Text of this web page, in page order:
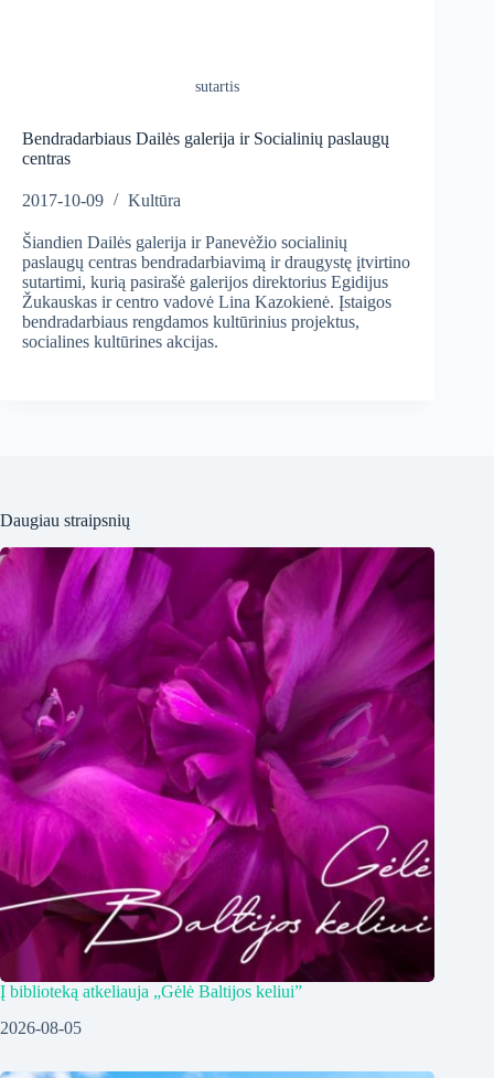
sutartis
Bendradarbiaus Dailės galerija ir Socialinių paslaugų
centras
2017-10-09 Kultūra
Šiandien Dailės galerija ir Panevėžio socialinių
paslaugų centras bendradarbiavimą ir draugystę įtvirtino
sutartimi, kurią pasirašė galerijos direktorius Egidijus
Žukauskas ir centro vadovė Lina Kazokienė. Įstaigos
bendradarbiaus rengdamos kultūrinius projektus,
socialines kultūrines akcijas.
Daugiau straipsnių
Į biblioteką atkeliauja „Gėlė Baltijos keliui”
2026-08-05